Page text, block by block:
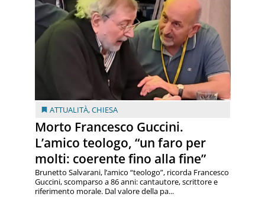
ATTUALITÀ,CHIESA
Morto Francesco Guccini.
L’amico teologo, “un faro per
molti: coerente fino alla fine”
Brunetto Salvarani, l’amico “teologo”, ricorda Francesco
Guccini, scomparso a 86 anni: cantautore, scrittore e
riferimento morale. Dal valore della pa...